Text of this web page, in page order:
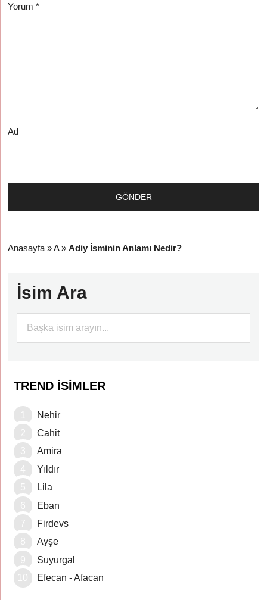
Yorum*
Ad
Anasayfa »A»Adiy İsminin Anlamı Nedir?
İsim Ara
TREND İSIMLER
Nehir
Cahit
Amira
Yıldır
Lila
Eban
Firdevs
Ayşe
Suyurgal
Efecan - Afacan